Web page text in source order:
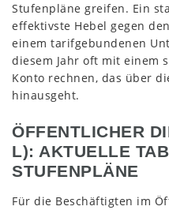
Stufenpläne greifen. Ein
effektivste Hebel gegen
einem tarifgebundenen
diesem Jahr oft mit einem
Konto rechnen, das über
hinausgeht.
ÖFFENTLICHER
L): AKTUELLE
STUFENPLÄNE
Für die Beschäftigten im